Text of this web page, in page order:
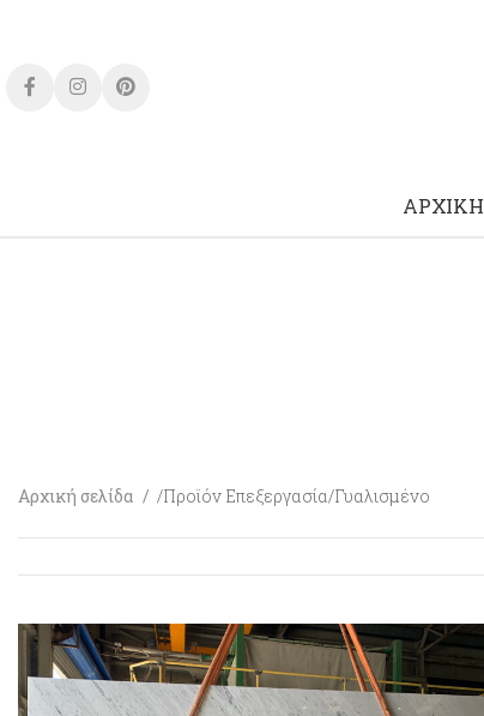
ΑΡΧΙΚΉ
Αρχική σελίδα Προϊόν Επεξεργασία Γυαλισμένο